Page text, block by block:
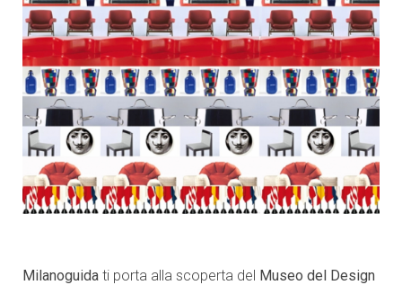
Milanoguida ti porta alla scoperta del Museo del Design